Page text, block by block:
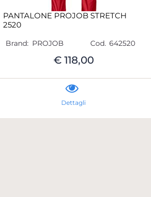
PANTALONE PROJOB STRETCH
2520
Brand: PROJOB Cod. 642520
€ 118,00
Dettagli